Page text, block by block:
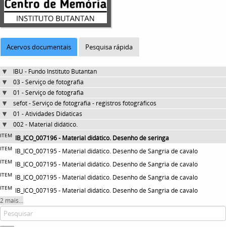
Acervos documentais Pesquisa rápida
IBU - Fundo Instituto Butantan
03 - Serviço de fotografia
01 - Serviço de fotografia
sefot - Serviço de fotografia - registros fotográficos
01 - Atividades Didaticas
002 - Material didático.
ITEM IB_ICO_007196 - Material didático. Desenho de seringa
ITEM IB_ICO_007195 - Material didático. Desenho de Sangria de cavalo
ITEM IB_ICO_007195 - Material didático. Desenho de Sangria de cavalo
ITEM IB_ICO_007195 - Material didático. Desenho de Sangria de cavalo
ITEM IB_ICO_007195 - Material didático. Desenho de Sangria de cavalo
2 mais...